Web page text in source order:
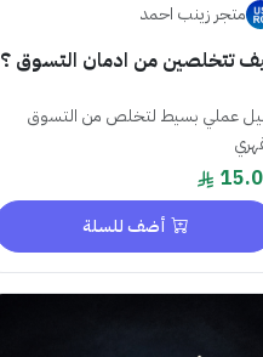
متجر زينب احمد
تتخلصين من ادمان التسوق ؟
عملي بسيط لتخلص من التسوق
أضف للسلة